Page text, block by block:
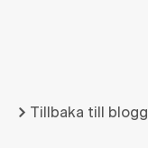
Tillbaka till blogg